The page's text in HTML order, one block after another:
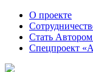
О проекте
Стать
Спецпроект